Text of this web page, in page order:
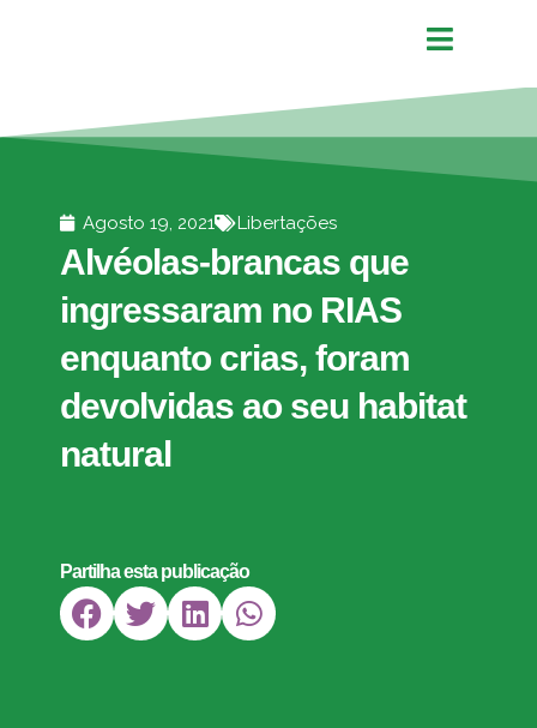
Agosto 19, 2021 Libertações
Alvéolas-brancas que
ingressaram no RIAS
enquanto crias, foram
devolvidas ao seu habitat
natural
Partilha esta publicação